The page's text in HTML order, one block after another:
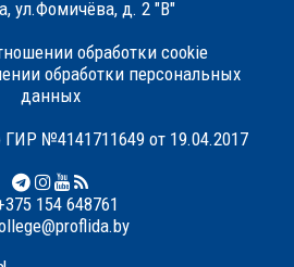
ул.Фомичёва, д. 2 "В"
обработки cookie
обработки персональных
данных
ГИР №4141711649 от 19.04.2017
154 648761